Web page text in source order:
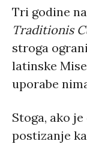
Tri godine
Traditionis
stroga
latinske
uporabe
Stoga, ako
postizanje